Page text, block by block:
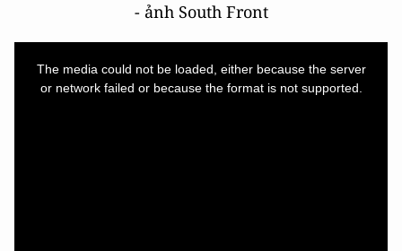
- ảnh South Front
The media could not be loaded, either because the server
or network failed or because the format is not supported.